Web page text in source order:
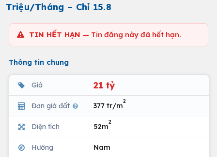
Triệu/Tháng – Chỉ 15.8
TIN HẾT HẠN — Tin đăng này đã hết hạn.
Thông tin chung
Giá 21 tỷ
Đơn giá đất 377 tr/m
2
Diện tích 52m
2
Hướng Nam